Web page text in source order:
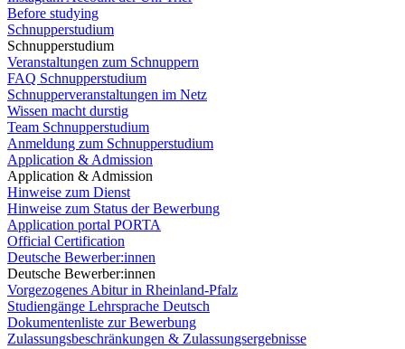
Before studying
Schnupperstudium
Schnupperstudium
Veranstaltungen zum Schnuppern
FAQ Schnupperstudium
Schnupperveranstaltungen im Netz
Wissen macht durstig
Team Schnupperstudium
Anmeldung zum Schnupperstudium
Application & Admission
Application & Admission
Hinweise zum Dienst
Hinweise zum Status der Bewerbung
Application portal PORTA
Official Certification
Deutsche Bewerber:innen
Deutsche Bewerber:innen
Vorgezogenes Abitur in Rheinland-Pfalz
Studiengänge Lehrsprache Deutsch
Dokumentenliste zur Bewerbung
Zulassungsbeschränkungen & Zulassungsergebnisse